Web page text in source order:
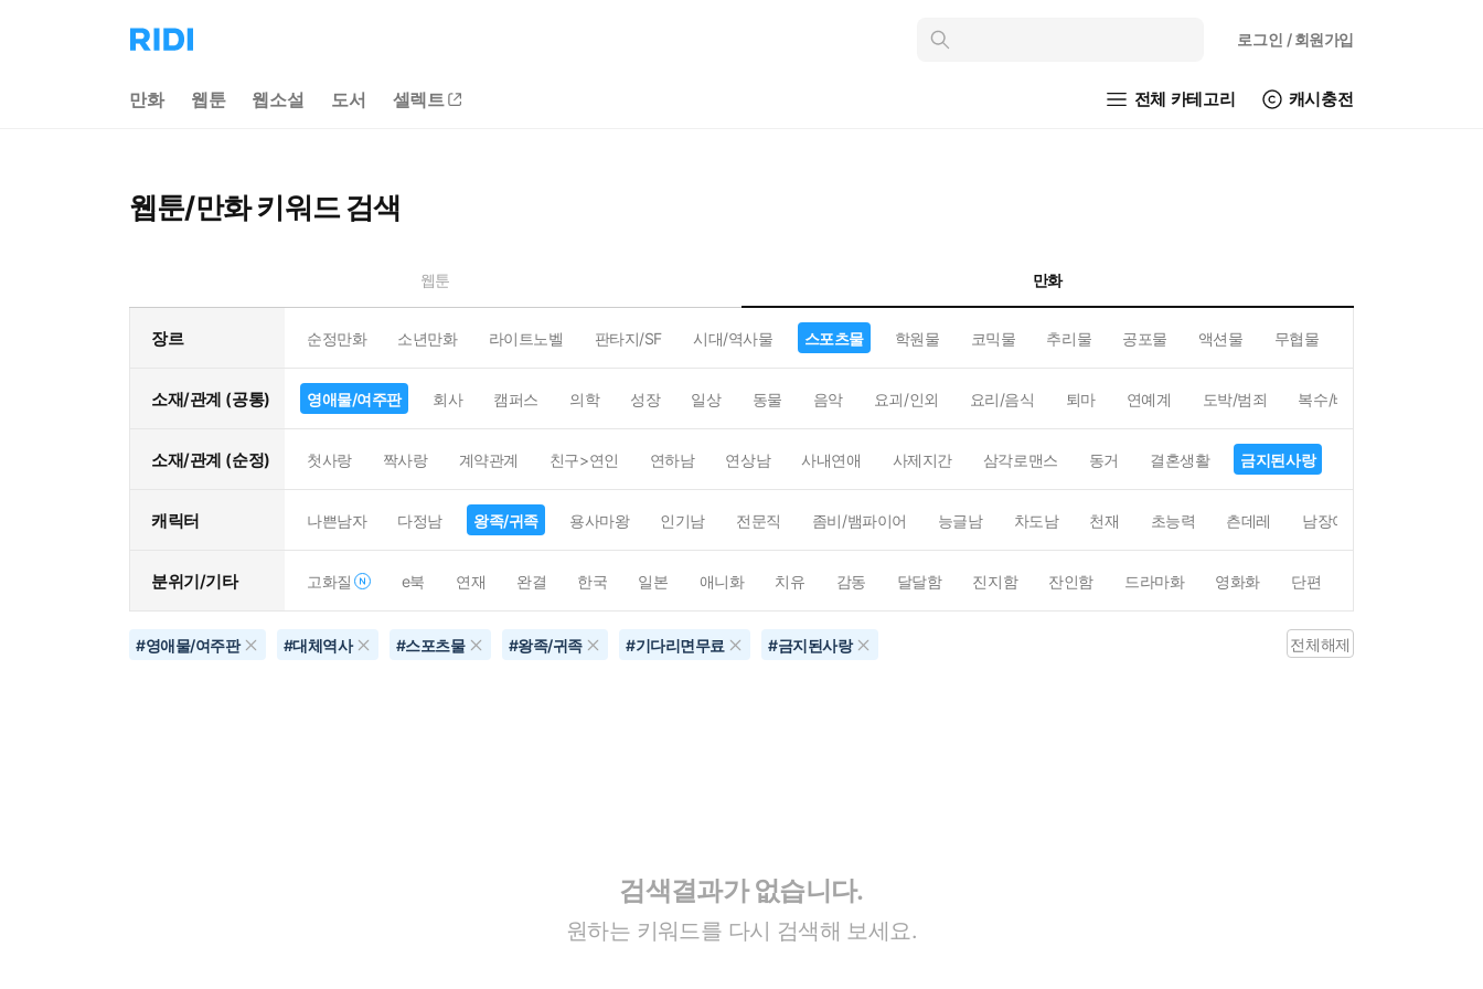
리
디
으
인
로그인 / 회원가입
만화 웹툰 웹소설 도서 셀렉트 전체 카테고리 캐시충전
웹툰/만화 키워드 검색
웹툰 만화
장르 순정만화 소년만화 라이트노벨 판타지/SF 시대/역사물 스포츠물 학원물 코믹물 추리물 공포물 액션물 무협물
소재/관계 (공통) 영애물/여주판 회사 캠퍼스 의학 성장 일상 동물 음악 요괴/인외 요리/음식 퇴마 연예계 도박/범죄 복수/배신
소재/관계 (순정) 첫사랑 짝사랑 계약관계 친구>연인 연하남 연상남 사내연애 사제지간 삼각로맨스 동거 결혼생활 금지된사랑
캐릭터 나쁜남자 다정남 왕족/귀족 용사마왕 인기남 전문직 좀비/뱀파이어 능글남 차도남 천재 초능력 츤데레 남장여자
분위기/기타 고화질 e북 연재 완결 한국 일본 애니화 치유 감동 달달함 진지함 잔인함 드라마화 영화화 단편
#영애물/여주판 #대체역사 #스포츠물 #왕족/귀족 #기다리면무료 #금지된사랑 전체해제
검색결과가 없습니다.
원하는 키워드를 다시 검색해 보세요.